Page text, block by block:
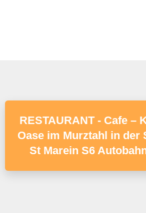
RESTAURANT - Cafe –
Oase im Murztahl in der
St Marein S6